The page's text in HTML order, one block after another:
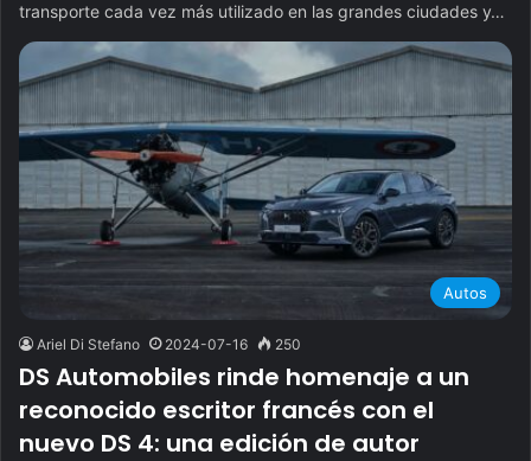
transporte cada vez más utilizado en las grandes ciudades y…
Autos
Ariel Di Stefano 2024-07-16 250
DS Automobiles rinde homenaje a un
reconocido escritor francés con el
nuevo DS 4: una edición de autor